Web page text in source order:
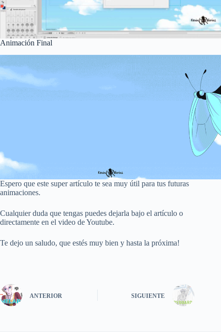
Animación Final
Espero que este super artículo te sea muy útil para tus futuras
animaciones.
Cualquier duda que tengas puedes dejarla bajo el artículo o
directamente en el video de Youtube.
Te dejo un saludo, que estés muy bien y hasta la próxima!
ANTERIOR SIGUIENTE